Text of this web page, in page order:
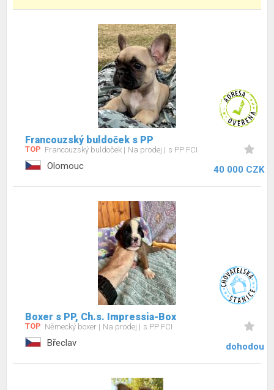
Francouzský buldoček s PP
TOP Francouzský buldoček Na prodej s PP FCI
Olomouc 40 000 CZK
Boxer s PP, Ch.s. Impressia-Box
TOP Německý boxer Na prodej s PP FCI
Břeclav dohodou